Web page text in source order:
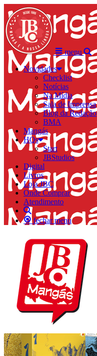
menu
Novidades
Checklist
Notícias
Na Mídia
Sala de Imprensa
Blog da Redação
BMA
Mangás
HQs
Start
JBStudios
Digital
Livros
Loja JBC
Onde Comprar
Atendimento
fechar menu